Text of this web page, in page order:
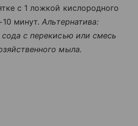
с 1 ложкой кислородного
минут.Альтернатива:
с перекисью или смесь
мыла.